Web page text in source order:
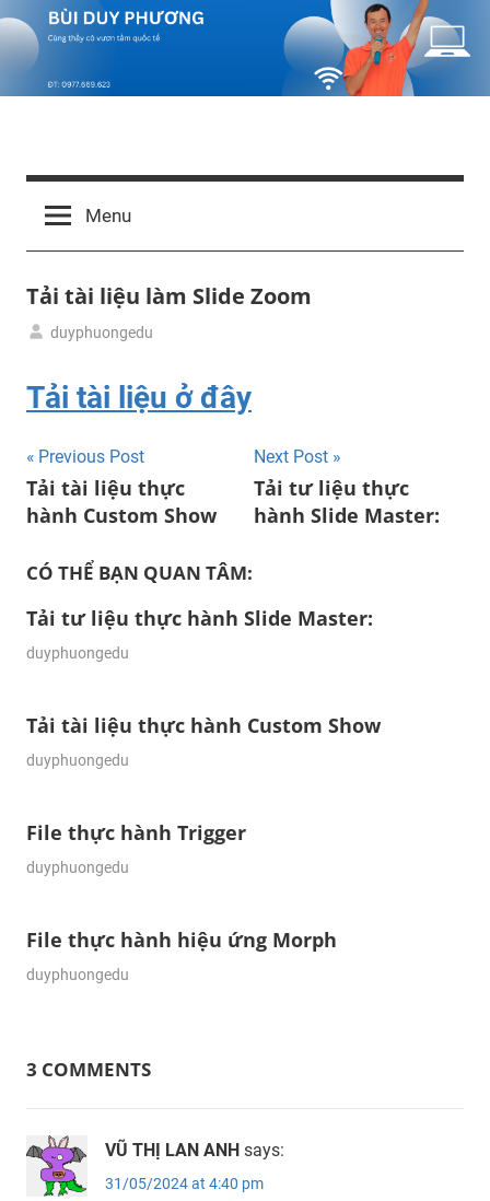
Skip
to
Bùi
Duy
Phương
thầy
quốc
Menu
Tải tài liệu làm Slide Zoom
duyphuongedu
tư
liệu
Tải tài liệu ở đây
Post
navigation
Previous Post
Tải tài liệu thực
hành Custom Show
Next Post
Tải tư liệu thực
hành Slide Master:
CÓ THỂ BẠN QUAN TÂM:
Tải tư liệu thực hành Slide Master:
04/04/2024
duyphuongedu
Tải tài liệu thực hành Custom Show
01/04/2024
duyphuongedu
File thực hành Trigger
31/03/2024
duyphuongedu
File thực hành hiệu ứng Morph
29/03/2024
duyphuongedu
3 COMMENTS
VŨ THỊ LAN ANH says:
31/05/2024 at 4:40 pm